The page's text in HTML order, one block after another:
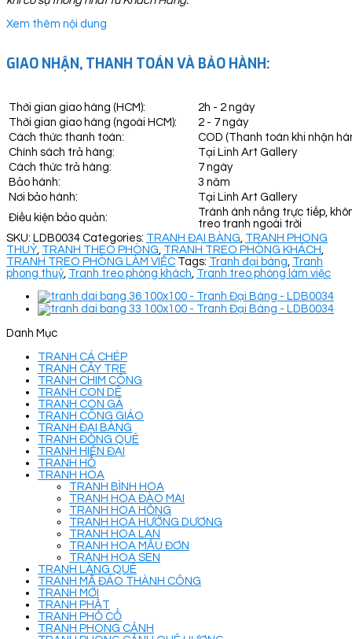
Xem thêm nội dung
GIAO NHẬN, THANH TOÁN VÀ BẢO HÀNH:
Thời gian giao hàng (HCM):
2h - 2 ngày
Thời gian giao hàng (ngoài HCM):
2 - 7 ngày
Cách thức thanh toán:
COD (Thanh toán khi nhận
Chính sách trả hàng:
Tại Linh Art Gallery
Cách thức trả hàng:
7 ngày
Bảo hành:
3 năm
Nơi bảo hành:
Tại Linh Art Gallery
Điều kiện bảo quản:
Tránh ánh nắng trực tiếp,
treo tranh ngoài trời
SKU: LDB0034 Categories: TRANH ĐẠI BÀNG TRANH PHONG
THUỶ TRANH THEO PHÒNG TRANH TREO PHÒNG KHÁCH
TRANH TREO PHÒNG LÀM VIỆC Tags: Tranh đại bàng Tranh
phong thuỷ Tranh treo phòng khách Tranh treo phòng làm việc
Danh Mục
TRANH CÁ CHÉP
TRANH CÂY TRE
TRANH CHIM CÔNG
TRANH CON DÊ
TRANH CON GÀ
TRANH CÔNG GIÁO
TRANH ĐẠI BÀNG
TRANH ĐỒNG QUÊ
TRANH HIỆN ĐẠI
TRANH HỔ
TRANH HOA
TRANH BÌNH HOA
TRANH HOA ĐÀO MAI
TRANH HOA HỒNG
TRANH HOA HƯỚNG DƯƠNG
TRANH HOA LAN
TRANH HOA MẪU ĐƠN
TRANH HOA SEN
TRANH LÀNG QUÊ
TRANH MÃ ĐÁO THÀNH CÔNG
TRANH MỚI
TRANH PHẬT
TRANH PHỐ CỔ
TRANH PHONG CẢNH